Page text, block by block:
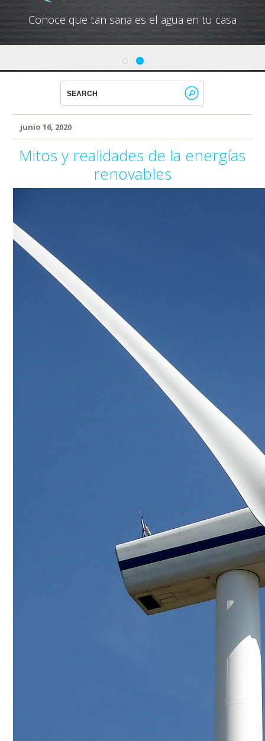
Conoce que tan sana es el agua en tu casa
Conoce cual es el mejor calentador solar de
junio 16, 2020
Mitos y realidades de la energías
renovables